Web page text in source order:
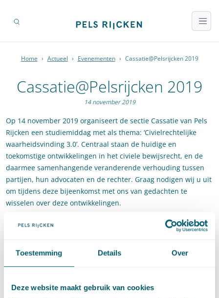
Toestemming Details Over
Deze website maakt gebruik van cookies
Home › Actueel › Evenementen › Cassatie@Pelsrijcken 2019
Cassatie@Pelsrijcken 2019
14 november 2019
Op 14 november 2019 organiseert de sectie Cassatie van Pels
Rijcken een studiemiddag met als thema: ‘Civielrechtelijke
waarheidsvinding 3.0’. Centraal staan de huidige en
toekomstige ontwikkelingen in het civiele bewijsrecht, en de
daarmee samenhangende veranderende verhouding tussen
partijen, hun advocaten en de rechter. Graag nodigen wij u uit
om tijdens deze bijeenkomst met ons van gedachten te
wisselen over deze ontwikkelingen.
Het eerste deel van de middag bestaat uit een paneldiscussie
tussen een drietal experts (prof. mr. A. Hammerstein als
J.W.M. Tromp, senior-raadsheer Hof Amsterdam en mr. K.
Teuben, advocaat-partner bij Pels Rijcken) onder leiding van
Het tweede deel van de middag is ingeruimd voor discussie